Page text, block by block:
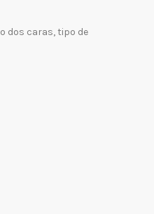
dos caras, tipo de